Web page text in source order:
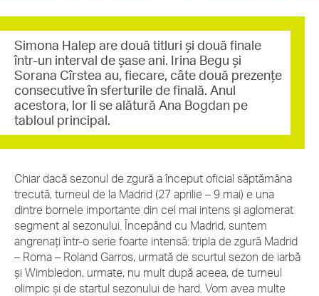
Simona Halep are două titluri și două finale
într-un interval de șase ani. Irina Begu și
Sorana Cîrstea au, fiecare, câte două prezențe
consecutive în sferturile de finală. Anul
acestora, lor li se alătură Ana Bogdan pe
tabloul principal.
Chiar dacă sezonul de zgură a început oficial săptămâna
trecută, turneul de la Madrid (27 aprilie – 9 mai) e una
dintre bornele importante din cel mai intens și aglomerat
segment al sezonului. Începând cu Madrid, suntem
angrenați într-o serie foarte intensă: tripla de zgură Madrid
– Roma – Roland Garros, urmată de scurtul sezon de iarbă
și Wimbledon, urmate, nu mult după aceea, de turneul
olimpic și de startul sezonului de hard. Vom avea multe